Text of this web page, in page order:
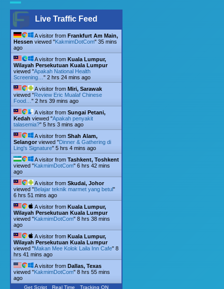
Live Traffic Feed
A visitor from Frankfurt Am Main,
Hessen viewed "KakmimDotCom" 35 mins
ago
A visitor from Kuala Lumpur,
Wilayah Persekutuan Kuala Lumpur
viewed "Apakah National Health
Screening… " 2 hrs 24 mins ago
A visitor from Miri, Sarawak
viewed "Review Eric Mualaf Chinese
Food… " 2 hrs 39 mins ago
A visitor from Sungai Petani,
Kedah viewed "Apakah penyakit
talasemia?" 5 hrs 3 mins ago
A visitor from Shah Alam,
Selangorviewed "Dinner & Gathering di
Ling's Signature" 5 hrs 4 mins ago
A visitor from Tashkent, Toshkent
viewed "KakmimDotCom" 6 hrs 42 mins
ago
A visitor from Skudai, Johor
viewed "Belajar teknik marmet yang betul"
6 hrs 51 mins ago
A visitor from Kuala Lumpur,
Wilayah Persekutuan Kuala Lumpur
viewed "KakmimDotCom" 8 hrs 38 mins
ago
A visitor from Kuala Lumpur,
Wilayah Persekutuan Kuala Lumpur
viewed "Makan Mee Kolok Laila Inn Cafe" 8
hrs 41 mins ago
A visitor from Dallas, Texas
viewed "KakmimDotCom" 8 hrs 55 mins
ago
Get Script Real Time Tracking ON